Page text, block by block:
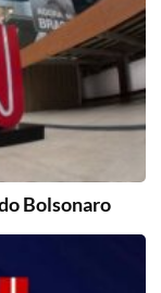
Bolsonaro